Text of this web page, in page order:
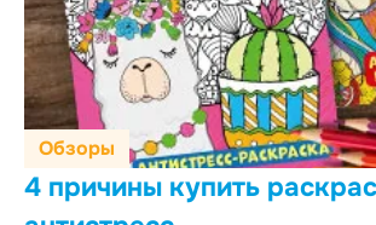
Обзоры
4 причины купить